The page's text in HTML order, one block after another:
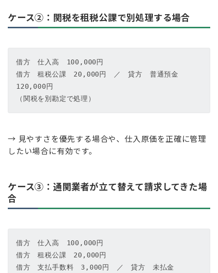
ケース②：関税を租税公課で別処理する場合
借方　仕入高　100,000円
借方　租税公課　20,000円　／　貸方　普通預金
120,000円
（関税を別勘定で処理）
→ 見やすさを優先する場合や、仕入原価を正確に管理
したい場合に有効です。
ケース③：通関業者が立て替えて請求してきた場
合
借方　仕入高　100,000円
借方　租税公課　20,000円
借方　支払手数料　3,000円　／　貸方　未払金